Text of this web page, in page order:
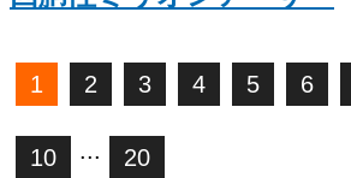
1 2 3 4 5 6
10 ... 20